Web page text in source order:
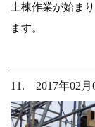
上棟作業が始ま
ます。
11. 2017年02月